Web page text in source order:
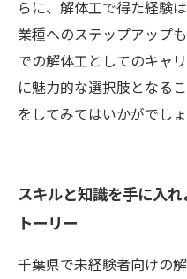
らに、解体工で得た経験
業種へのステップアップ
での解体工としてのキャ
に魅力的な選択肢となる
をしてみてはいかがでしょ
スキルと知識を手に入
トーリー
千葉県で未経験者向けの